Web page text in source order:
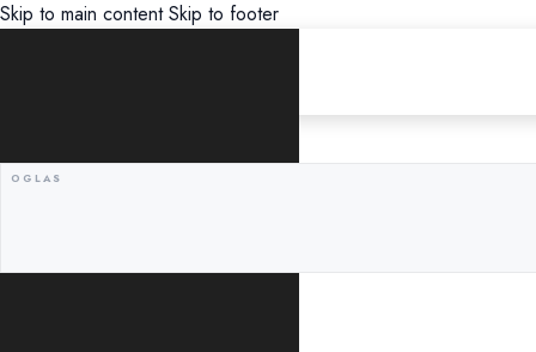
Skip to main content Skip to footer